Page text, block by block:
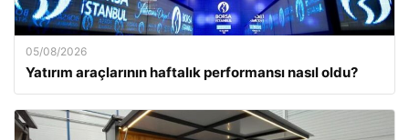
05/08/2026
Yatırım araçlarının haftalık performansı nasıl oldu?